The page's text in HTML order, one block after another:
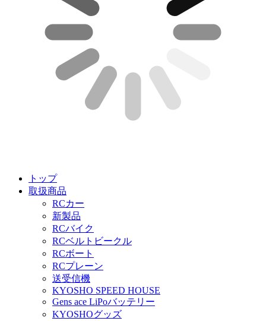
トップ
取扱商品
RCカー
新製品
RCバイク
RCベルトビークル
RCボート
RCプレーン
送受信機
KYOSHO SPEED HOUSE
Gens ace LiPoバッテリー
KYOSHOグッズ